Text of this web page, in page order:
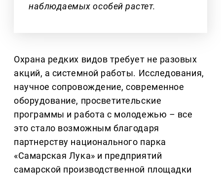
наблюдаемых особей растет.
Охрана редких видов требует не разовых
акций, а системной работы. Исследования,
научное сопровождение, современное
оборудование, просветительские
программы и работа с молодежью – все
это стало возможным благодаря
партнерству национального парка
«Самарская Лука» и предприятий
самарской производственной площадки